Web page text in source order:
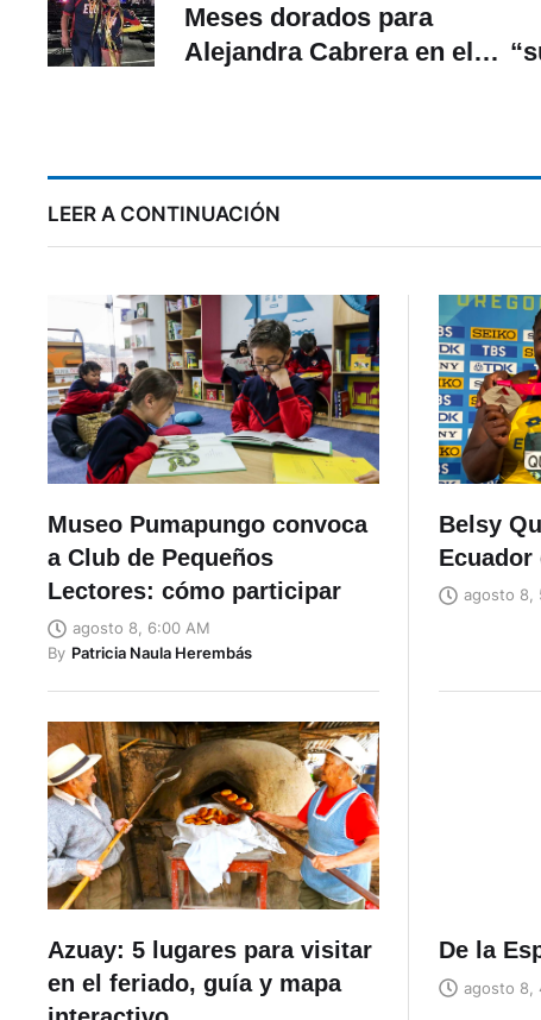
Meses dorados para
Alejandra Cabrera en el
LEER A CONTINUACIÓN
Museo Pumapungo convoca
a Club de Pequeños
Lectores: cómo participar
agosto 8, 6:00 AM
By Patricia Naula Herembás
Belsy
agosto 8,
Azuay: 5 lugares para visitar
en el feriado, guía y mapa
De la
agosto 8,